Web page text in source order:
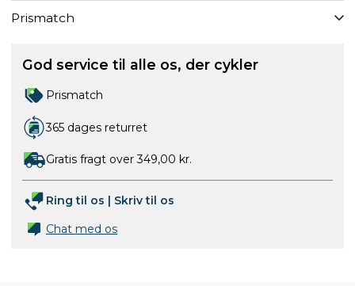
Prismatch
God service til alle os, der cykler
Prismatch
365 dages returret
Gratis fragt over 349,00 kr.
Ring til os | Skriv til os
Chat med os